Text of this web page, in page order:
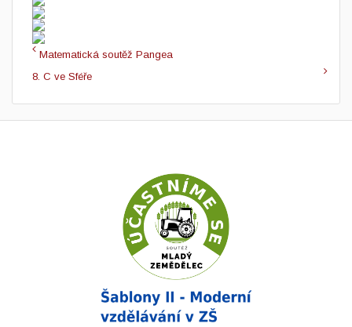
Matematická soutěž Pangea
8. C ve Sféře